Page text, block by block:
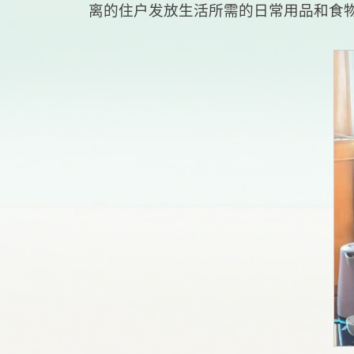
离的住户发放生活所需的日常用品和食